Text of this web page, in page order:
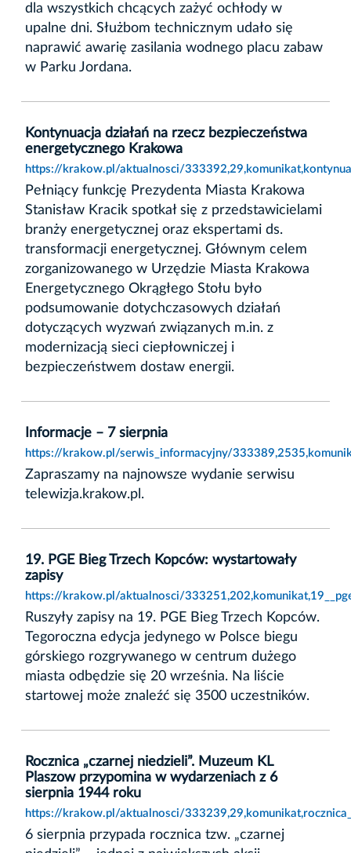
dla wszystkich chcących zażyć ochłody w
upalne dni. Służbom technicznym udało się
naprawić awarię zasilania wodnego placu zabaw
w Parku Jordana.
Kontynuacja działań na rzecz bezpieczeństwa
energetycznego Krakowa
https://krakow.pl/aktualnosci/
Pełniący funkcję Prezydenta Miasta Krakowa
Stanisław Kracik spotkał się z przedstawicielami
branży energetycznej oraz ekspertami ds.
transformacji energetycznej. Głównym celem
zorganizowanego w Urzędzie Miasta Krakowa
Energetycznego Okrągłego Stołu było
podsumowanie dotychczasowych działań
dotyczących wyzwań związanych m.in. z
modernizacją sieci ciepłowniczej i
bezpieczeństwem dostaw energii.
Informacje – 7 sierpnia
https://krakow.pl/serwis_informacyjny/
Zapraszamy na najnowsze wydanie serwisu
telewizja.krakow.pl.
19. PGE Bieg Trzech Kopców: wystartowały
zapisy
https://krakow.pl/aktualnosci/
Ruszyły zapisy na 19. PGE Bieg Trzech Kopców.
Tegoroczna edycja jedynego w Polsce biegu
górskiego rozgrywanego w centrum dużego
miasta odbędzie się 20 września. Na liście
startowej może znaleźć się 3500 uczestników.
Rocznica „czarnej niedzieli”. Muzeum KL
Plaszow przypomina w wydarzeniach z 6
sierpnia 1944 roku
https://krakow.pl/aktualnosci/
6 sierpnia przypada rocznica tzw. „czarnej